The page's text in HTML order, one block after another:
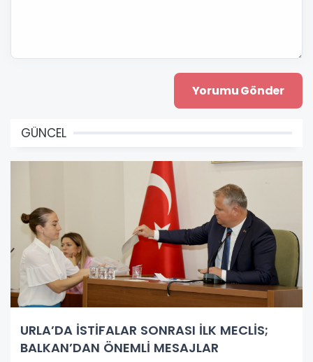
GÜNCEL
URLA’DA İSTİFALAR SONRASI İLK MECLİS;
BALKAN’DAN ÖNEMLİ MESAJLAR